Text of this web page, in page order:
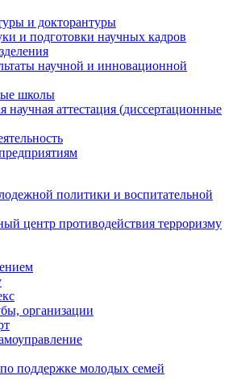
и докторантуры
и подготовки научных кадров
научной и инновационной
школы
научная аттестация (диссертационные
политики и воспитательной
центр противодействия терроризму
организации
поддержке молодых семей